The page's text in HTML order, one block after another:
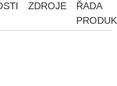
ZDROJE
ŘADA